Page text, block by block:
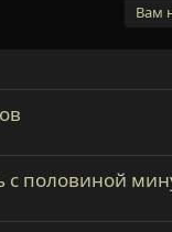
Вам
с половиной